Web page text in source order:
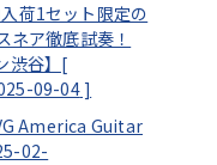
荷1セット限定の
ネア徹底試奏！
渋谷】[
09-04]
America Guitar
02-